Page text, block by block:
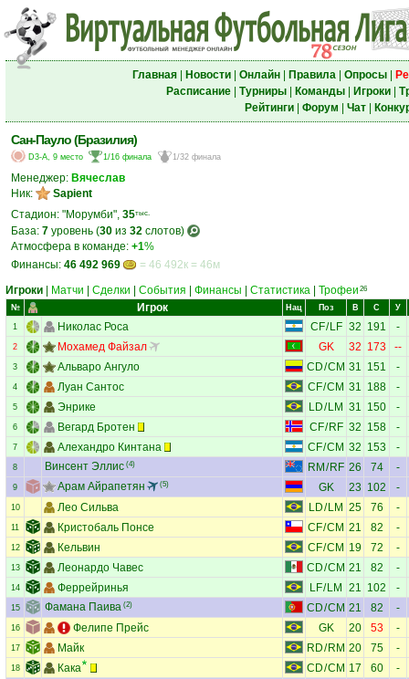
Главная| Новости| Онлайн| Правила| Опросы|
Расписание| Турниры| Команды| Игроки|
Рейтинги| Форум Чат|
Сан-Пауло (Бразилия)
D3-A, 9 место 1/16 финала 1/32 финала
Менеджер: Вячеслав
Ник:
Sapient
Стадион: "Морумби", 35тыс.
База: 7 уровень (30 из 32 слотов)
Атмосфера в команде: +1%
Финансы: 46 492 969
= 46 492к = 46м
Игроки
Матчи Сделки События Финансы Статистика Трофеи 26
№ Игрок Нац Поз В С У
1 Николас Роса CF/LF 32 191 -
2 Мохамед Файзал GK 32 173 --
3 Альваро Ангуло CD/CM 31 151 -
4 Луан Сантос CF/CM 31 188 -
5 Энрике LD/ LM 31 150 -
6 Вегард Бротен CF/RF 32 158 -
7 Алехандро Кинтана CF/CM 32 153 -
8 Винсент Эллис (4) RM / RF 26 74 -
9 Арам Айрапетян (5) GK 23 102 -
10 Лео Сильва LD/ LM 25 76 -
11 Кристобаль Понсе CF/CM 21 82 -
12 Кельвин CF/CM 19 72 -
13 Леонардо Чавес CD/CM 21 82 -
14 Феррейринья LF/ LM 21 102 -
15 Фамана Паива (2) CD/CM 21 82 -
16 Фелипе Прейс GK 20 53 -
17 Майк RD/ RM 20 75 -
18 Кака CD/CM 17 60 -